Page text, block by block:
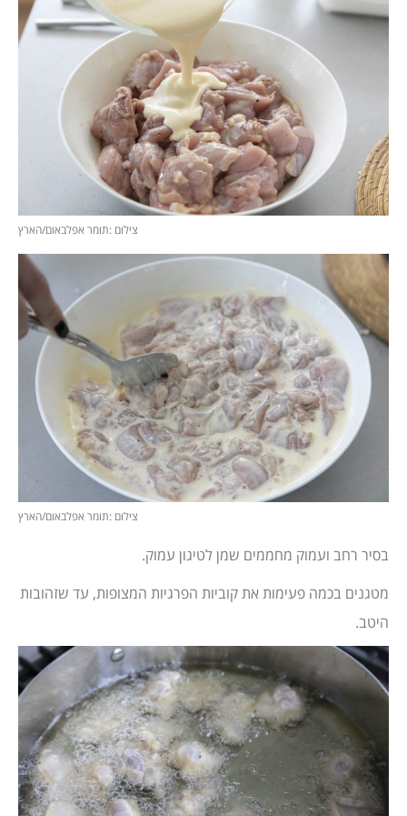
צילום :תומר אפלבאום/הארץ
צילום :תומר אפלבאום/הארץ
בסיר רחב ועמוק מחממים שמן לטיגון עמוק.
מטגנים בכמה פעימות את קוביות הפרגיות המצופות, עד שזהובות
היטב.